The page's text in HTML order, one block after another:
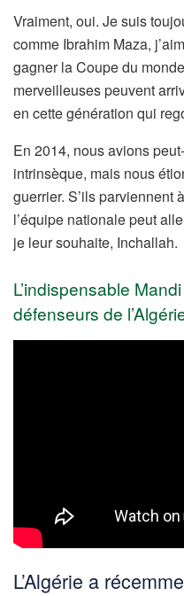
Vraiment, oui. Je suis
comme Ibrahim Maza,
gagner la Coupe du
merveilleuses peuvent
en cette génération qui
En 2014, nous avions
intrinsèque, mais nous
guerrier. S’ils parviennent
l’équipe nationale peut
je leur souhaite, Inchallah.
L’indispensable
défenseurs de
L’Algérie a